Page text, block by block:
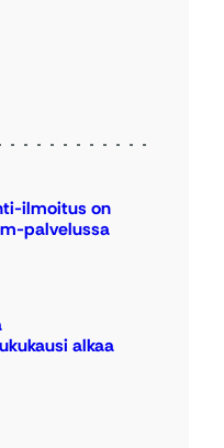
ilmoitus on
palvelussa
alkaa